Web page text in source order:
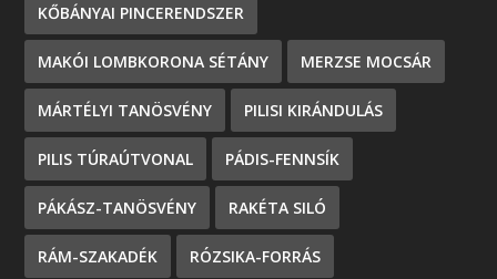
KŐBÁNYAI PINCERENDSZER
MAKÓI LOMBKORONA SÉTÁNY MERZSE MOCSÁR
MÁRTÉLYI TANÖSVÉNY PILISI KIRÁNDULÁS
PILIS TÚRAÚTVONAL PÁDIS-FENNSÍK
PÁKÁSZ-TANÖSVÉNY RAKÉTA SILÓ
RÁM-SZAKADÉK RÓZSIKA-FORRÁS